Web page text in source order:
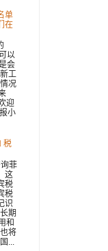
单
在
以
会
工
况
迎
小
税
菲
这
税
税
识
期
和
将
...